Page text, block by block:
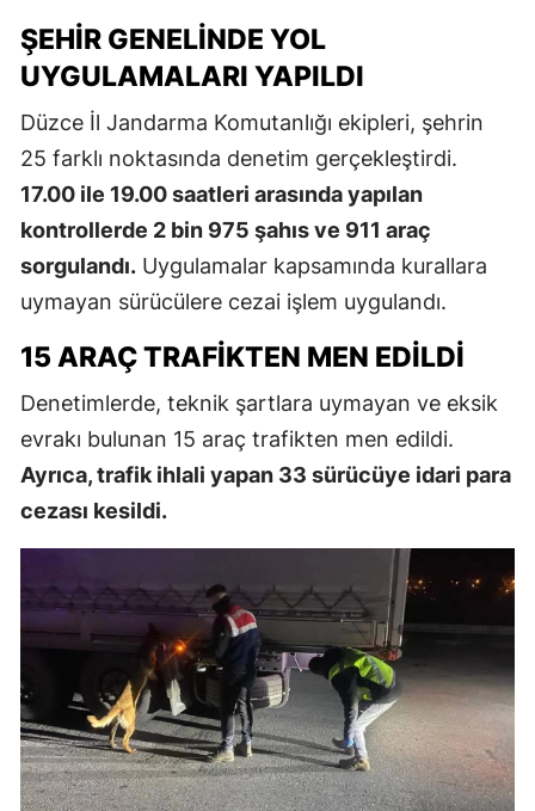
ŞEHIR GENELINDE YOL
UYGULAMALARI YAPILDI
Düzce İl Jandarma Komutanlığı ekipleri, şehrin
25 farklı noktasında denetim gerçekleştirdi.
17.00 ile 19.00 saatleri arasında yapılan
kontrollerde 2 bin 975 şahıs ve 911 araç
sorgulandı. Uygulamalar kapsamında kurallara
uymayan sürücülere cezai işlem uygulandı.
15 ARAÇ TRAFIKTEN MEN EDILDI
Denetimlerde, teknik şartlara uymayan ve eksik
evrakı bulunan 15 araç trafikten men edildi.
Ayrıca, trafik ihlali yapan 33 sürücüye idari para
cezası kesildi.